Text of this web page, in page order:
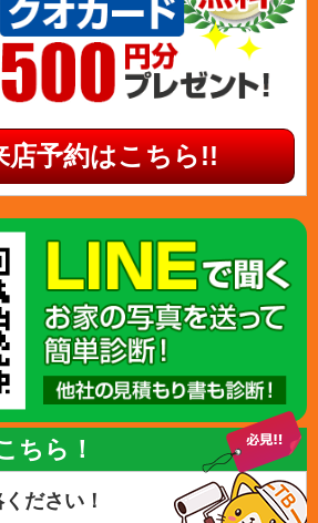
店予約はこちら!!
ちら！
ださい！